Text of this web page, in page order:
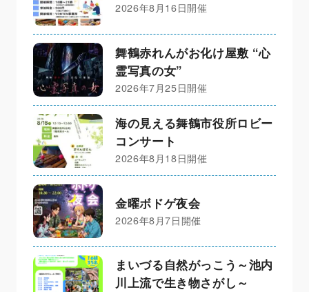
2026年8月16日開催
舞鶴赤れんがお化け屋敷 “心
霊写真の女”
2026年7月25日開催
海の見える舞鶴市役所ロビー
コンサート
2026年8月18日開催
金曜ボドゲ夜会
2026年8月7日開催
まいづる自然がっこう～池内
川上流で生き物さがし～